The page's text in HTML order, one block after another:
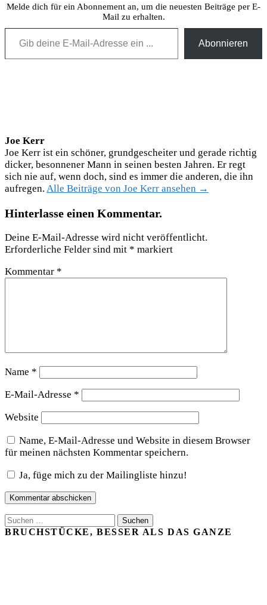
Melde dich für ein Abonnement an, um die neuesten Beiträge per E-
Mail zu erhalten.
Gib deine E-Mail-Adresse ein ...
Abonnieren
Joe Kerr
Joe Kerr ist ein schöner, grundgescheiter und gerade richtig
dicker, besonnener Mann in seinen besten Jahren. Er regt
sich nie auf, wenn doch, sind es immer die anderen, die ihn
aufregen. Alle Beiträge von Joe Kerr ansehen →
Hinterlasse einen Kommentar.
Deine E-Mail-Adresse wird nicht veröffentlicht.
Erforderliche Felder sind mit * markiert
Kommentar *
Name *
E-Mail-Adresse *
Website
Name, E-Mail-Adresse und Website in diesem Browser
für meinen nächsten Kommentar speichern.
Ja, füge mich zu der Mailingliste hinzu!
Suchen
nach:
BRUCHSTÜCKE, BESSER ALS DAS GANZE